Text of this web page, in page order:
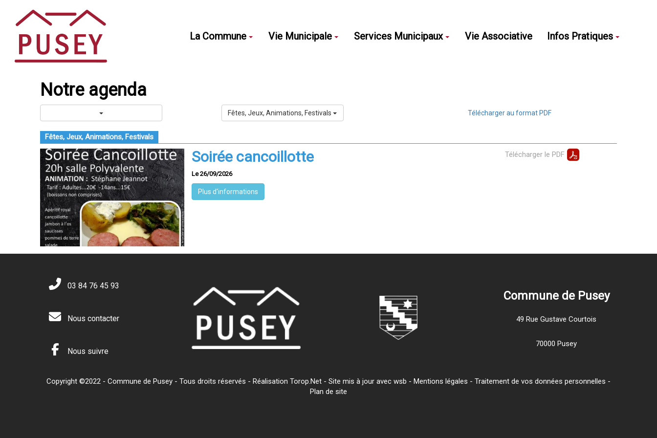
La Commune Vie Municipale Services Municipaux Vie Associative Infos Pratiques
Notre agenda
Fêtes, Jeux, Animations, Festivals Télécharger au format PDF
Fêtes, Jeux, Animations, Festivals
Soirée cancoillotte
Le 26/09/2026
Plus d'informations
Télécharger le PDF
03 84 76 45 93
Nous contacter
Nous suivre
Commune de Pusey
49 Rue Gustave Courtois
70000 Pusey
Copyright ©2022 - Commune de Pusey - Tous droits réservés - Réalisation Torop.Net - Site mis à jour avec wsb - Mentions légales - Traitement de vos données personnelles -
Plan de site